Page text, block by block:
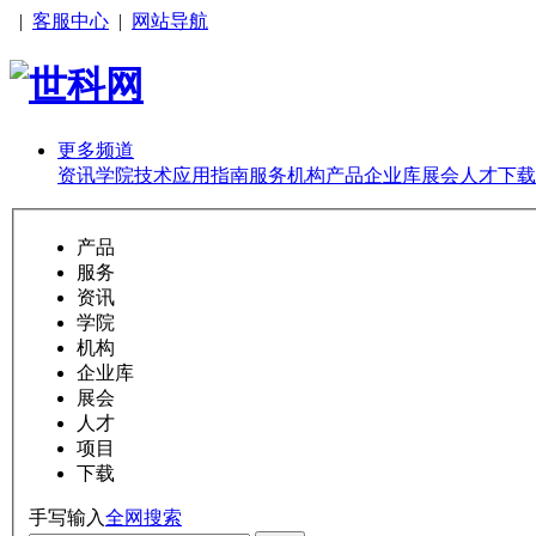
| 客服中心 | 网站导航
更多频道
资讯学院技术应用指南服务机构产品企业库展会 人才下载
产品
服务
资讯
学院
机构
企业库
展会
人才
项目
下载
手写输入全网搜索